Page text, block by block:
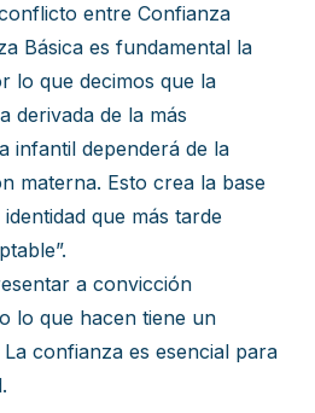
entre Confianza
Básica es fundamental la
lo que decimos que la
derivada de la más
infantil dependerá de la
materna. Esto crea la base
que más tarde
a convicción
lo que hacen tiene un
confianza es esencial para